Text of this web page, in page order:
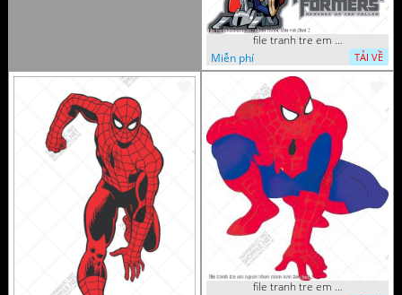
file tranh tre em sieu nhan robot khu vui choi 2
Miễn phí
TẢI VỀ
file tranh tre em nguoi nhen mam non tieu hoc 5